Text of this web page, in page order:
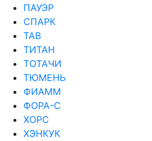
ПАУЭР
СПАРК
ТАВ
ТИТАН
ТОТАЧИ
ТЮМЕНЬ
ФИАММ
ФОРА-С
ХОРС
ХЭНКУК